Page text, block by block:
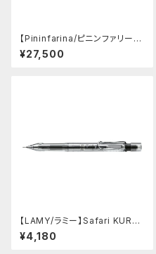
【Pininfarina/ピニンファリー
ナ】Speedform (チタン)
¥27,500
【LAMY/ラミー】Safari KURU
TOGA inside シャープペンシ
ル (ビスタ)
¥4,180